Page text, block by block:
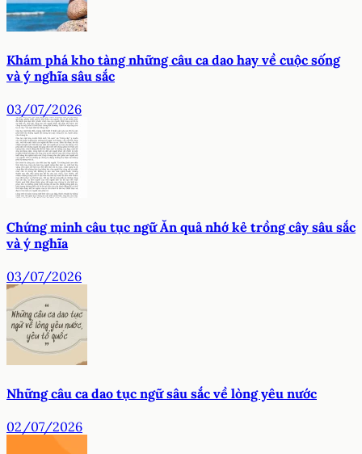
Khám phá kho tàng những câu ca dao hay về cuộc sống
và ý nghĩa sâu sắc
03/07/2026
Chứng minh câu tục ngữ Ăn quả nhớ kẻ trồng cây sâu sắc
và ý nghĩa
03/07/2026
Những câu ca dao tục ngữ sâu sắc về lòng yêu nước
02/07/2026